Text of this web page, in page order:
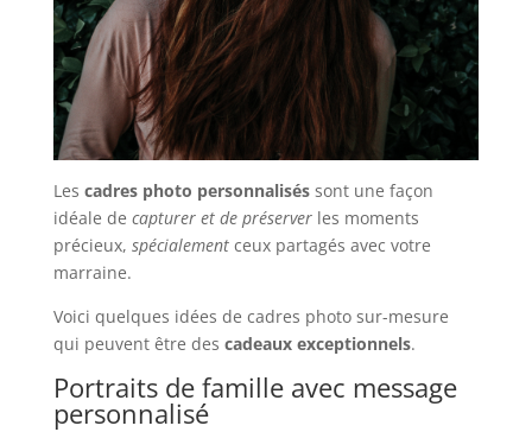
Les cadres photo personnaliséssont une façon
idéale de capturer et de préserverles moments
précieux, spécialementceux partagés avec votre
marraine.
Voici quelques idées de cadres photo sur-mesure
qui peuvent être des cadeaux exceptionnels.
Portraits de famille avec message
personnalisé